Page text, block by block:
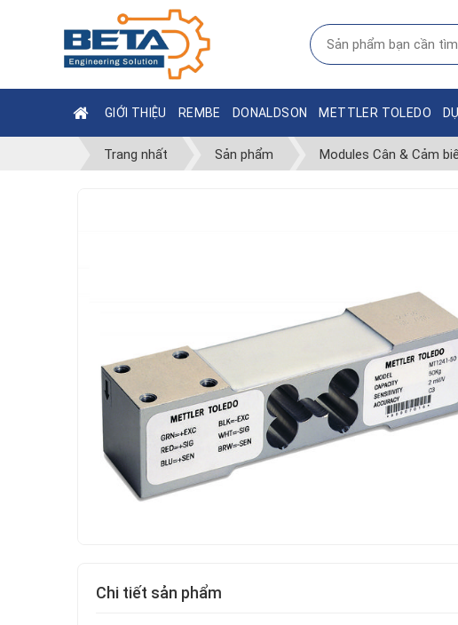
GIỚI THIỆU REMBE DONALDSON METTLER TOLEDO
Trang nhất Sản phẩm Modules Cân & Cảm
Chi tiết sản phẩm